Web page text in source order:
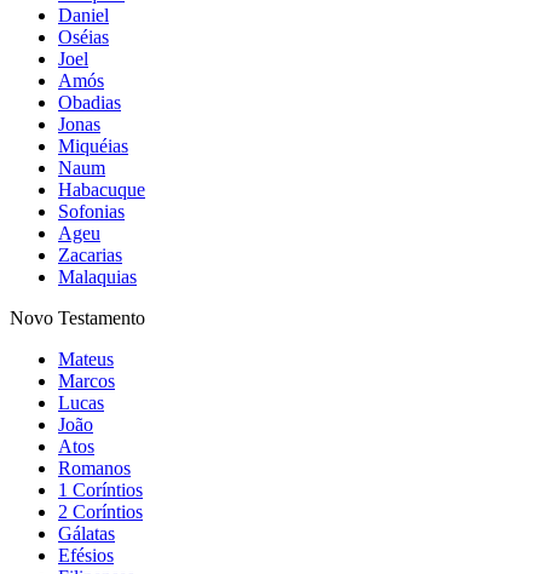
Daniel
Oséias
Joel
Amós
Obadias
Jonas
Miquéias
Naum
Habacuque
Sofonias
Ageu
Zacarias
Malaquias
Novo Testamento
Mateus
Marcos
Lucas
João
Atos
Romanos
1 Coríntios
2 Coríntios
Gálatas
Efésios